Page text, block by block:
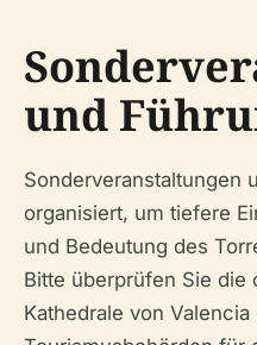
und
Sonderveranstaltungen
organisiert, um tiefere
und Bedeutung des
Bitte überprüfen Sie die
Kathedrale von Valencia